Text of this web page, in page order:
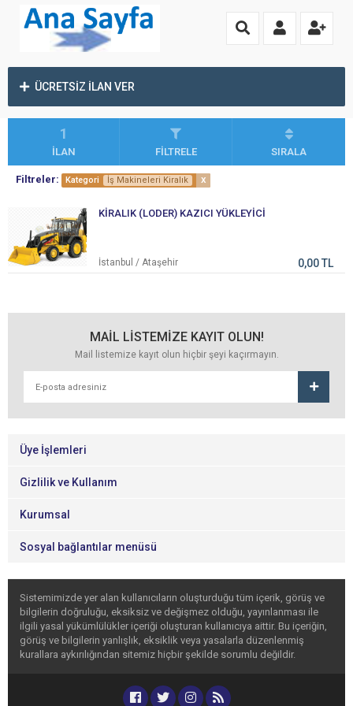
ÜCRETSİZ İLAN VER
1
İLAN FİLTRELE SIRALA
Filtreler: Kategori İş Makineleri Kiralık x
KİRALIK (LODER) KAZICI YÜKLEYİCİ
İstanbul / Ataşehir 0,00 TL
MAİL LİSTEMİZE KAYIT OLUN!
Mail listemize kayıt olun hiçbir şeyi kaçırmayın.
Üye İşlemleri
Gizlilik ve Kullanım
Kurumsal
Sosyal bağlantılar menüsü
Sistemimizde yer alan kullanıcıların oluşturduğu tüm içerik, görüş ve
bilgilerin doğruluğu, eksiksiz ve değişmez olduğu, yayınlanması ile
ilgili yasal yükümlülükler içeriği oluşturan kullanıcıya aittir. Bu içeriğin,
görüş ve bilgilerin yanlışlık, eksiklik veya yasalarla düzenlenmiş
kurallara aykırılığından sitemiz hiçbir şekilde sorumlu değildir.